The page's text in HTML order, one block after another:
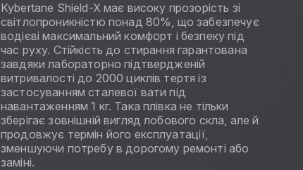
Kybertane Shield-X має високу прозорість зі
світлопроникністю понад 80%, що забезпечує
водієві максимальний комфорт і безпеку під
час руху. Стійкість до стирання гарантована
завдяки лабораторно підтвердженій
витривалості до 2000 циклів тертя із
застосуванням сталевої вати під
навантаженням 1 кг. Така плівка не тільки
зберігає зовнішній вигляд лобового скла, але й
продовжує термін його експлуатації,
зменшуючи потребу в дорогому ремонті або
заміні.